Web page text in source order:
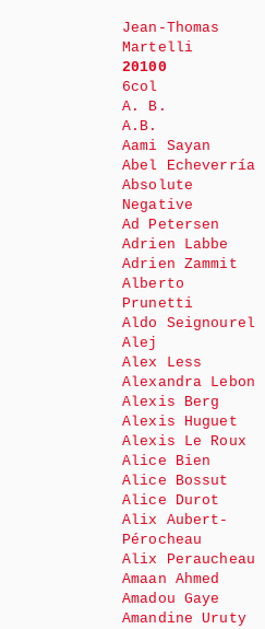
Jean-Thomas
Martelli
20100
6col
A. B.
A.B.
Aami Sayan
Abel Echeverría
Absolute
Negative
Ad Petersen
Adrien Labbe
Adrien Zammit
Alberto
Prunetti
Aldo Seignourel
Alej
Alex Less
Alexandra Lebon
Alexis Berg
Alexis Huguet
Alexis Le Roux
Alice Bien
Alice Bossut
Alice Durot
Alix Aubert-
Pérocheau
Alix Peraucheau
Amaan Ahmed
Amadou Gaye
Amandine Uruty